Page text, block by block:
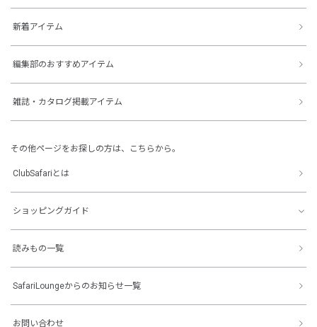
新着アイテム
編集部のおすすめアイテム
雑誌・カタログ掲載アイテム
その他ページをお探しの方は、こちらから。
ClubSafariとは
ショッピングガイド
読みもの一覧
SafariLoungeからのお知らせ一覧
お問い合わせ